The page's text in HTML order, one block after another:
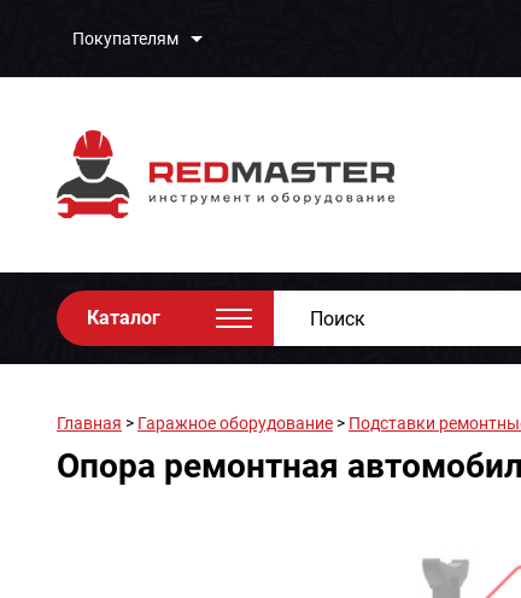
Покупателям
Каталог
Главная > Гаражное оборудование > Подставки
Опора ремонтная